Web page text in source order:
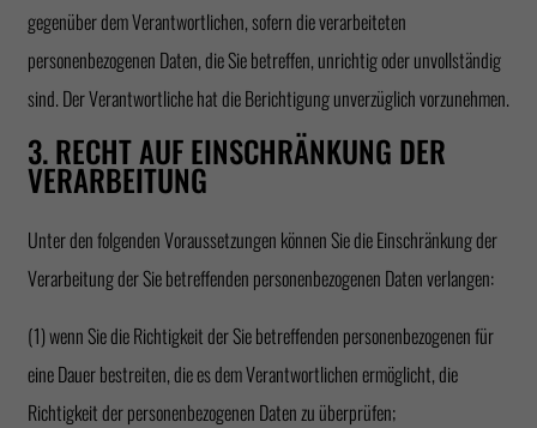
gegenüber dem Verantwortlichen, sofern die verarbeiteten
personenbezogenen Daten, die Sie betreffen, unrichtig oder unvollständig
sind. Der Verantwortliche hat die Berichtigung unverzüglich vorzunehmen.
3. RECHT AUF EINSCHRÄNKUNG DER
VERARBEITUNG
Unter den folgenden Voraussetzungen können Sie die Einschränkung der
Verarbeitung der Sie betreffenden personenbezogenen Daten verlangen:
(1) wenn Sie die Richtigkeit der Sie betreffenden personenbezogenen für
eine Dauer bestreiten, die es dem Verantwortlichen ermöglicht, die
Richtigkeit der personenbezogenen Daten zu überprüfen;